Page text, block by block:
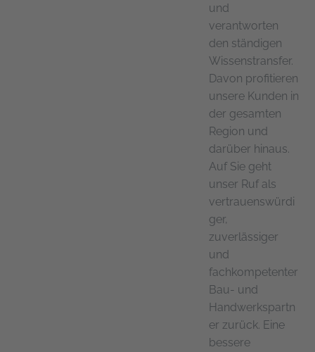
und
verantworten
den ständigen
Wissenstransfer.
Davon profitieren
unsere Kunden in
der gesamten
Region und
darüber hinaus.
Auf Sie geht
unser Ruf als
vertrauenswürdi
ger,
zuverlässiger
und
fachkompetenter
Bau- und
Handwerkspartn
er zurück. Eine
bessere